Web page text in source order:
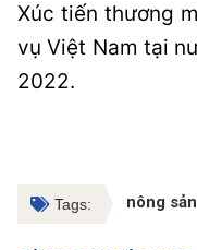
Xúc tiến thương
vụ Việt Nam tại
2022.
Tags: nông sản